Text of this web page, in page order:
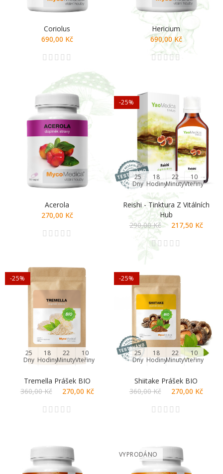
Coriolus
690,00 Kč
Hericium
690,00 Kč
Acerola
270,00 Kč
-25%
25
Dny
18
Hodiny
22
Minuty
09
Vteřiny
Reishi - Tinktura Z Vitálních
Hub
290,00 Kč
217,50 Kč
-25%
25
Dny
18
Hodiny
22
Minuty
09
Vteřiny
Tremella Prášek BIO
360,00 Kč
270,00 Kč
-25%
25
Dny
18
Hodiny
22
Minuty
09
Vteřiny
Shiitake Prášek BIO
360,00 Kč
270,00 Kč
VYPRODÁNO